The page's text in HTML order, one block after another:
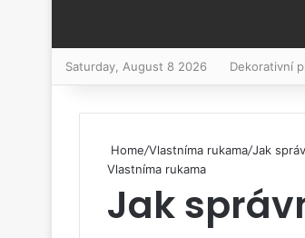
Saturday, August 8 2026 Dekorativní
Home/Vlastníma rukama/Jak
Vlastníma rukama
Jak